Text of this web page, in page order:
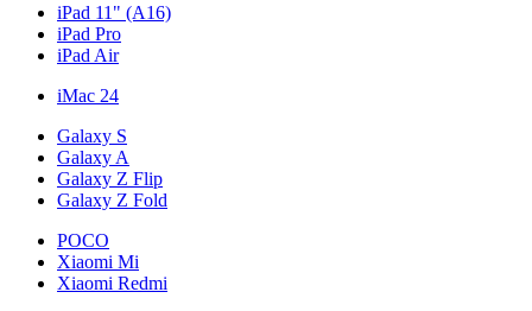
iPad 11" (A16)
iPad Pro
iPad Air
iMac 24
Galaxy S
Galaxy A
Galaxy Z Flip
Galaxy Z Fold
POCO
Xiaomi Mi
Xiaomi Redmi